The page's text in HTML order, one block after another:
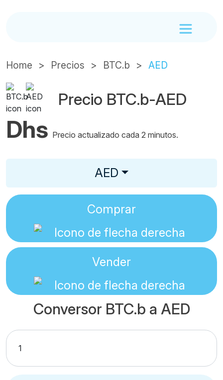
Home Precios BTC.b AED
Precio BTC.b-AED
Dhs Precio actualizado cada 2 minutos.
AED
Comprar
Vender
Conversor BTC.b a AED